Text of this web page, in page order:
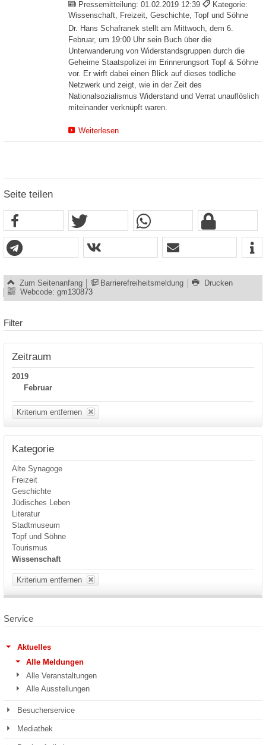
Pressemitteilung: 01.02.2019 12:39
Kategorie:
Wissenschaft, Freizeit, Geschichte, Topf und Söhne
Dr. Hans Schafranek stellt am Mittwoch, dem 6.
Februar, um 19:00 Uhr sein Buch über die
Unterwanderung von Widerstandsgruppen durch die
Geheime Staatspolizei im Erinnerungsort Topf & Söhne
vor. Er wirft dabei einen Blick auf dieses tödliche
Netzwerk und zeigt, wie in der Zeit des
Nationalsozialismus Widerstand und Verrat unauflöslich
miteinander verknüpft waren.
Weiterlesen
Seite teilen
Zum Seitenanfang Barrierefreiheitsmeldung
Drucken
Webcode: gm130873
Filter
Zeitraum
2019
Februar
Kriterium entfernen
Kategorie
Alte Synagoge
Freizeit
Geschichte
Jüdisches Leben
Literatur
Stadtmuseum
Topf und Söhne
Tourismus
Wissenschaft
Kriterium entfernen
Service
Aktuelles
Alle Meldungen
Alle Veranstaltungen
Alle Ausstellungen
Besucherservice
Mediathek